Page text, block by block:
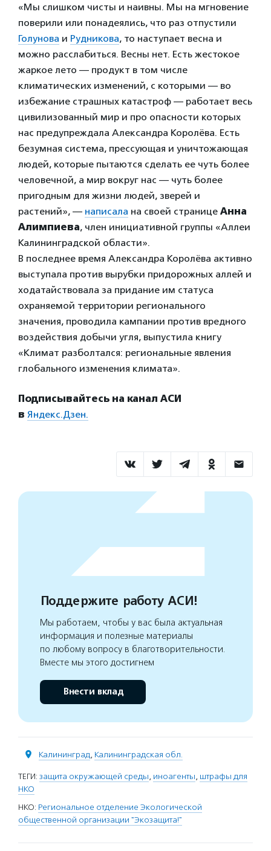
«Мы слишком чисты и наивны. Мы на мгновение
поверили или понадеялись, что раз отпустили
Голунова и Рудникова, то наступает весна и
можно расслабиться. Весны нет. Есть жестокое
жаркое лето — продукт в том числе
климатических изменений, с которыми — во
избежание страшных катастроф — работает весь
цивилизованный мир и про опасности которых
нас предупреждала Александра Королёва. Есть
безумная система, прессующая и уничтожающая
людей, которые пытаются сделать ее чуть более
человечной, а мир вокруг нас — чуть более
пригодным для жизни людей, зверей и
растений», — написала на своей странице Анна
Алимпиева, член инициативной группы «Аллеи
Калининградской области».
В последнее время Александра Королёва активно
выступала против вырубки придорожных аллей и
ходатайствовала за придание им статуса
охраняемой территории регионального
значения, проводила кампании против вредного
воздействия добычи угля, выпустила книгу
«Климат разболтался: региональные явления
глобального изменения климата».
Подписывайтесь на канал АСИ
в Яндекс.Дзен.
Поддержите работу АСИ!
Мы работаем, чтобы у вас была актуальная
информация и полезные материалы
по любому вопросу в благотворительности.
Вместе мы этого достигнем
Внести вклад
Калининград, Калининградская обл.
ТЕГИ: защита окружающей среды, иноагенты, штрафы для
НКО
НКО: Региональное отделение Экологической
общественной организации "Экозащита!"